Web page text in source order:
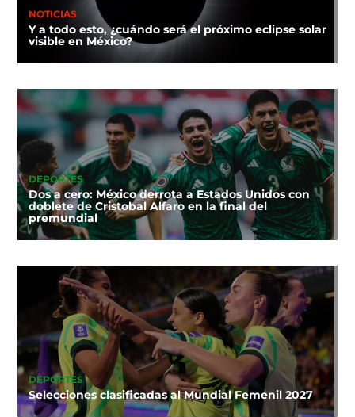
NOTICIAS
Y a todo esto, ¿cuándo será el próximo eclipse solar
visible en México?
DEPORTES
Dos a cero: México derrota a Estados Unidos con
doblete de Cristobal Alfaro en la final del
premundial
DEPORTES
Selecciones clasificadas al Mundial Femenil 2027